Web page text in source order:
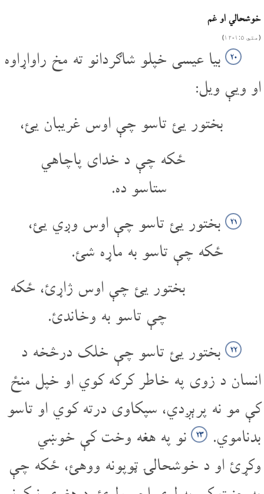
خوشحالي او غم
(متي ۵‏:‌۱‌‏-‌۱۲)
۲۰ بیا عیسی خپلو شاګردانو ته مخ راواړاوه
او ویې ویل:
بختور یئ تاسو چې اوس غریبان یئ،
ځکه چې د خدای پاچاهي
ستاسو ده.
۲۱ بختور یئ تاسو چې اوس وږي یئ،
ځکه چې تاسو به ماړه شئ.
بختور یئ چې اوس ژاړئ، ځکه
چې تاسو به وخاندئ.
۲۲ بختور یئ تاسو چې خلک درڅخه د
انسان د زوی په خاطر کرکه کوي او خپل منځ
کې مو نه پرېږدي، سپکاوی درته کوي او تاسو
بدناموي.
۲۳ نو په هغه وخت کې خوښي
وکړئ او د خوشحالۍ ټوپونه ووهئ، ځکه چې